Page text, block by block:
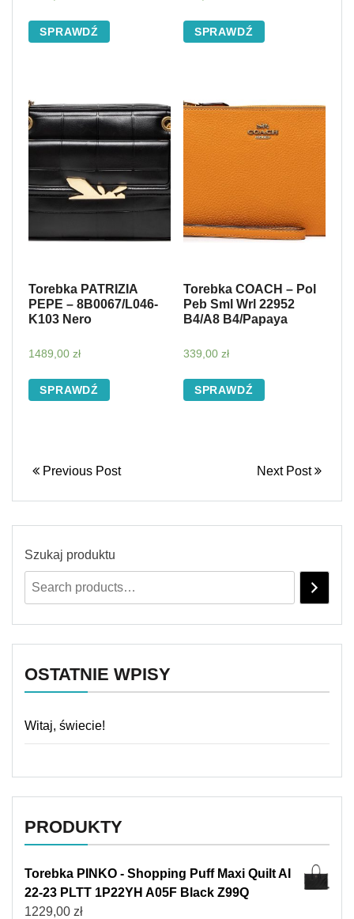
SPRAWDŹ SPRAWDŹ
Torebka PATRIZIA
PEPE – 8B0067/L046-
K103 Nero
1489,00 zł
SPRAWDŹ
Torebka COACH – Pol
Peb Sml Wrl 22952
B4/A8 B4/Papaya
339,00 zł
SPRAWDŹ
Previous Post Next Post
Szukaj produktu
OSTATNIE WPISY
Witaj, świecie!
PRODUKTY
Torebka PINKO - Shopping Puff Maxi Quilt AI
22-23 PLTT 1P22YH A05F Black Z99Q
1229,00 zł